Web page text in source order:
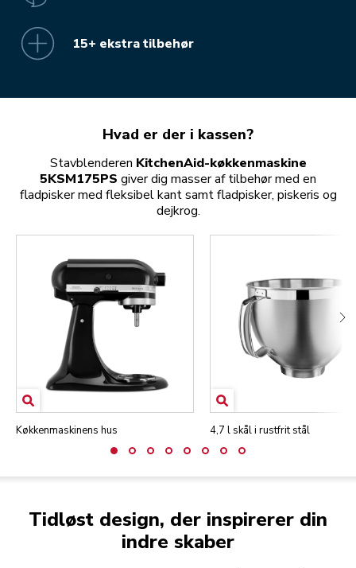
15+ ekstra tilbehør
Hvad er der i kassen?
Stavblenderen KitchenAid-køkkenmaskine
5KSM175PS giver dig masser af tilbehør med en
fladpisker med fleksibel kant samt fladpisker, piskeris og
dejkrog.
Køkkenmaskinens hus 4,7 l skål i rustfrit stål
Tidløst design, der inspirerer din
indre skaber